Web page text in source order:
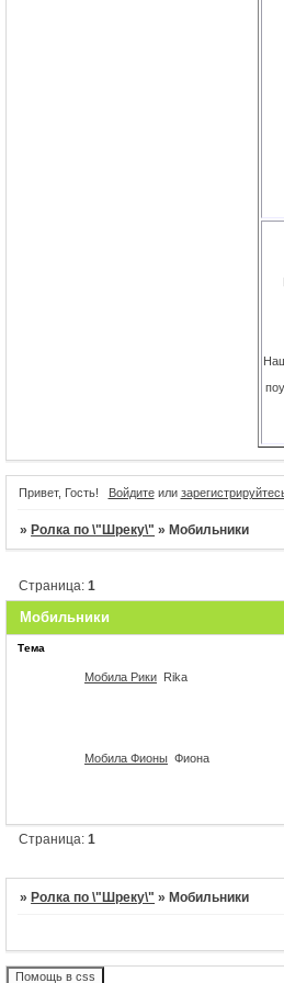
Привет, Гость! Войдитеили
»Ролка по \"Шреку\" »Мобильники
Мобильники
Страница:1
Тема
Мобила Рики Rika
Мобила Фионы Фиона
Страница:1
» Ролка по \"Шреку\" » Мобильники